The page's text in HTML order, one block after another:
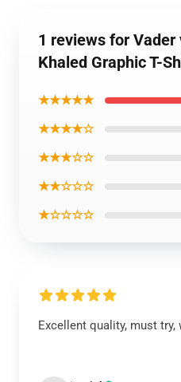
1 reviews for Vader
Khaled Graphic T-
★★★★★
★★★★☆
★★★☆☆
★★☆☆☆
★☆☆☆☆
Excellent quality, must